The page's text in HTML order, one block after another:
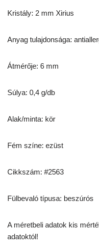
Kristály: 2 mm Xirius
Anyag tulajdonsága:
Átmérője: 6 mm
Súlya: 0,4 g/db
Alak/minta: kör
Fém színe: ezüst
Cikkszám: #2563
Fülbevaló típusa: beszúrós
A méretbeli adatok kis
adatoktól!